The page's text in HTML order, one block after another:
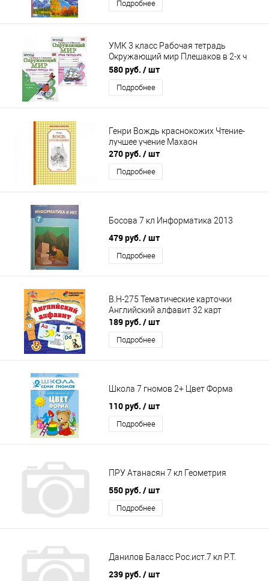
Подробнее
УМК 3 класс Рабочая тетрадь
Окружающий мир Плешаков в 2-х ч
(Соколова)
580 руб. / шт
Подробнее
Генри Вождь краснокожих Чтение-
лучшее учение Махаон
270 руб. / шт
Подробнее
Босова 7 кл Информатика 2013
479 руб. / шт
Подробнее
В.Н-275 Тематические карточки
Английский алфавит 32 карт
189 руб. / шт
Подробнее
Школа 7 гномов 2+ Цвет Форма
110 руб. / шт
Подробнее
ПРУ Атанасян 7 кл Геометрия
550 руб. / шт
Подробнее
Данилов Баласс Рос.ист.7 кл Р.Т.
239 руб. / шт